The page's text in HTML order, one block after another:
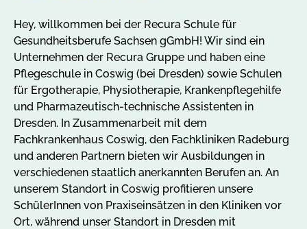
Hey, willkommen bei der Recura Schule für
Gesundheitsberufe Sachsen gGmbH! Wir sind ein
Unternehmen der Recura Gruppe und haben eine
Pflegeschule in Coswig (bei Dresden) sowie Schulen
für Ergotherapie, Physiotherapie, Krankenpflegehilfe
und Pharmazeutisch-technische Assistenten in
Dresden. In Zusammenarbeit mit dem
Fachkrankenhaus Coswig, den Fachkliniken Radeburg
und anderen Partnern bieten wir Ausbildungen in
verschiedenen staatlich anerkannten Berufen an. An
unserem Standort in Coswig profitieren unsere
SchülerInnen von Praxiseinsätzen in den Kliniken vor
Ort, während unser Standort in Dresden mit